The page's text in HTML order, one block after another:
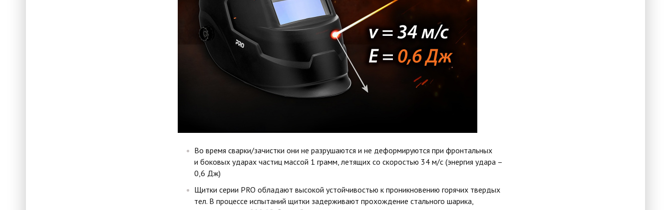
Во время сварки/зачистки они не разрушаются и не деформируются при фронтальных
и боковых ударах частиц массой 1 грамм, летящих со скоростью 34 м/с (энергия удара –
0,6 Дж)
Щитки серии PRO обладают высокой устойчивостью к проникновению горячих твердых
тел. В процессе испытаний щитки задерживают прохождение стального шарика,